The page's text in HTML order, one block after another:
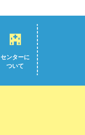
センターに
ついて